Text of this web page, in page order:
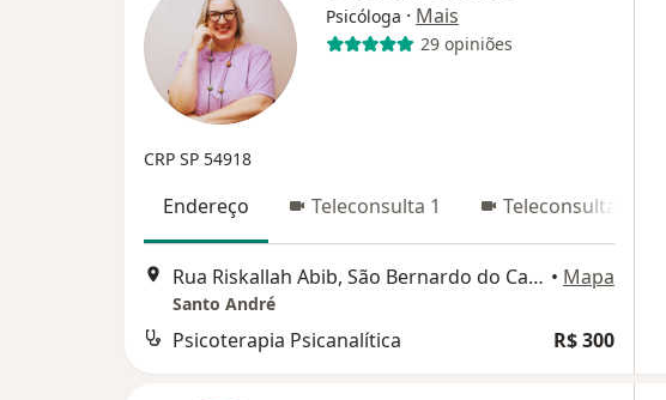
Psicóloga · Mais
29 opiniões
CRP SP 54918
Endereço Teleconsulta 1 Teleconsulta 2
Rua Riskallah Abib, São Bernardo do Campo • Mapa
Santo André
Psicoterapia Psicanalítica R$ 300